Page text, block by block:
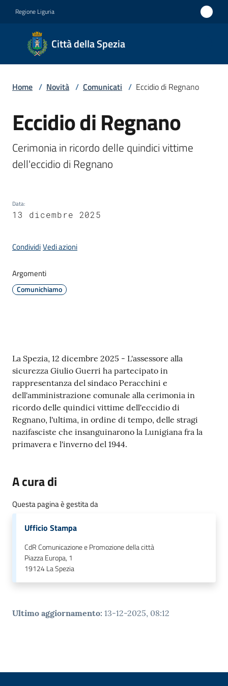
Regione Liguria
Città della Spezia
Città
della
Medaglia
d'oro al
Merito
Civile
Medaglia
Militare
Novità
il
Comune
C
e
i
i
n
r
Home / Novità / Comunicati / Eccidio di Regnano
Salta al contenuto
Eccidio di Regnano
Cerimonia in ricordo delle quindici vittime
dell'eccidio di Regnano
Data:
13 dicembre 2025
CondividiVedi azioni
Argomenti
Comunichiamo
Contenuto
La Spezia, 12 dicembre 2025 - L'assessore alla
sicurezza Giulio Guerri ha partecipato in
rappresentanza del sindaco Peracchini e
dell'amministrazione comunale alla cerimonia in
ricordo delle quindici vittime dell'eccidio di
Regnano, l'ultima, in ordine di tempo, delle stragi
nazifasciste che insanguinarono la Lunigiana fra la
primavera e l'inverno del 1944.
A cura di
Questa pagina è gestita da
Ufficio Stampa
CdR Comunicazione e Promozione della città
Piazza Europa, 1
19124La Spezia
Ultimo aggiornamento: 13-12-2025, 08:12